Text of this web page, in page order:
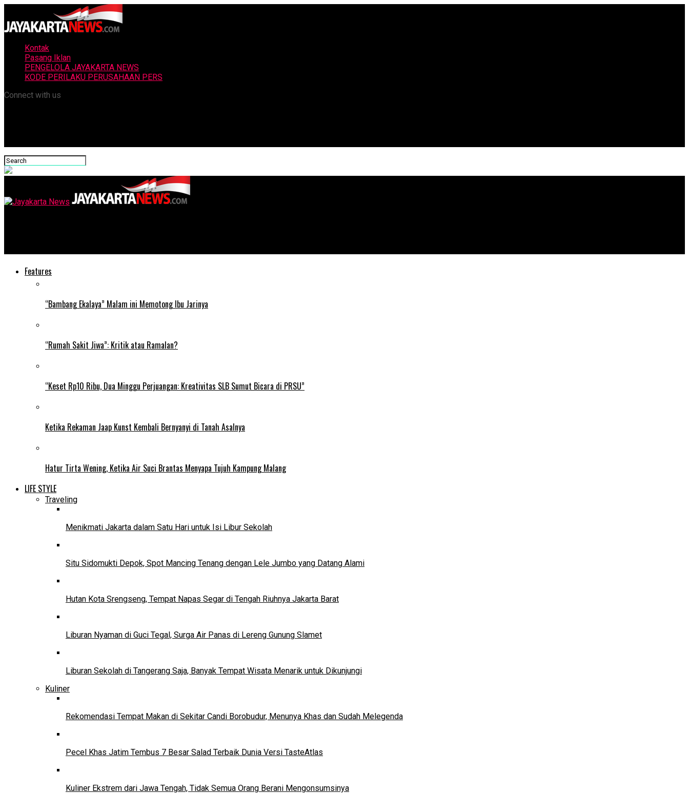
Kontak
Pasang Iklan
PENGELOLA JAYAKARTA NEWS
KODE PERILAKU PERUSAHAAN PERS
Connect with us
Features
“Bambang Ekalaya” Malam ini Memotong Ibu Jarinya
“Rumah Sakit Jiwa”: Kritik atau Ramalan?
“Keset Rp10 Ribu, Dua Minggu Perjuangan: Kreativitas SLB Sumut Bicara di PRSU”
Ketika Rekaman Jaap Kunst Kembali Bernyanyi di Tanah Asalnya
Hatur Tirta Wening, Ketika Air Suci Brantas Menyapa Tujuh Kampung Malang
LIFE STYLE
Traveling
Menikmati Jakarta dalam Satu Hari untuk Isi Libur Sekolah
Situ Sidomukti Depok, Spot Mancing Tenang dengan Lele Jumbo yang Datang Alami
Hutan Kota Srengseng, Tempat Napas Segar di Tengah Riuhnya Jakarta Barat
Liburan Nyaman di Guci Tegal, Surga Air Panas di Lereng Gunung Slamet
Liburan Sekolah di Tangerang Saja, Banyak Tempat Wisata Menarik untuk Dikunjungi
Kuliner
Rekomendasi Tempat Makan di Sekitar Candi Borobudur, Menunya Khas dan Sudah Melegenda
Pecel Khas Jatim Tembus 7 Besar Salad Terbaik Dunia Versi TasteAtlas
Kuliner Ekstrem dari Jawa Tengah, Tidak Semua Orang Berani Mengonsumsinya